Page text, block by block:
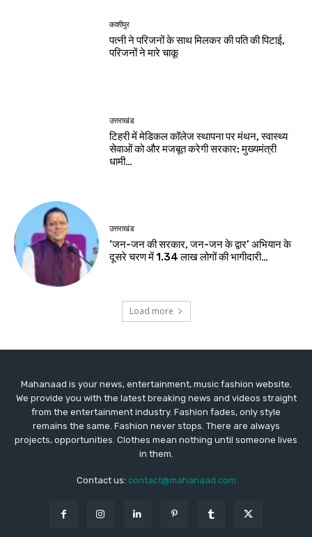
काशीपुर
पत्नी ने परिजनों के साथ मिलकर की पति की पिटाई,
परिजनों ने मारे चाकू
उत्तराखंड
टिहरी में मेडिकल कॉलेज स्थापना पर मंथन, स्वास्थ्य
सेवाओं को और मजबूत करेगी सरकार: मुख्यमंत्री
धामी…
उत्तराखंड
‘जन-जन की सरकार, जन-जन के द्वार’ अभियान के
दूसरे चरण में 1.34 लाख लोगों की भागीदारी…
Load more
Mahanaad is your news, entertainment, music fashion website.
We provide you with the latest breaking news and videos straight
from the entertainment industry. Fashion fades, only style
remains the same. Fashion never stops. There are always
projects, opportunities. Clothes mean nothing until someone lives
in them.
Contact us: contact@mahanaad.com